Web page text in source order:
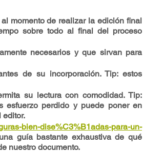
momento de realizar la edición final
sobre todo al final del proceso
necesarios y que sirvan para
de su incorporación. Tip: estos
su lectura con comodidad. Tip:
esfuerzo perdido y puede poner en
editor.
bien-dise%C3%B1adas-para-un-
guía bastante exhaustiva de qué
nuestro documento.